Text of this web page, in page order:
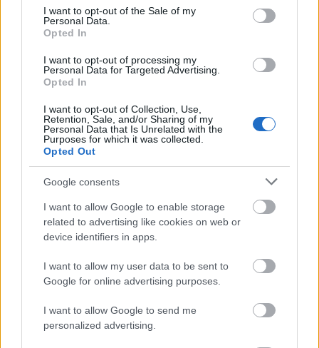
consent section.
I want to opt-out of the Sale of my
Personal Data.
Opted In
I want to opt-out of processing my
Personal Data for Targeted Advertising.
Opted In
I want to opt-out of Collection, Use,
Retention, Sale, and/or Sharing of my
Personal Data that Is Unrelated with the
Purposes for which it was collected.
Opted Out
Google consents
I want to allow Google to enable storage
related to advertising like cookies on web or
device identifiers in apps.
I want to allow my user data to be sent to
Google for online advertising purposes.
I want to allow Google to send me
personalized advertising.
„BARTÓKKAL EURÓPÁÉRT” – NAGYSZABÁSÚ
FESZTIVÁLLAL INDUL A CONCERTO BUDAPEST
ÉVADA
KIRAKODÓVÁSÁR
CONCERTO MESTERISKOLA ALBRECHT MAYER